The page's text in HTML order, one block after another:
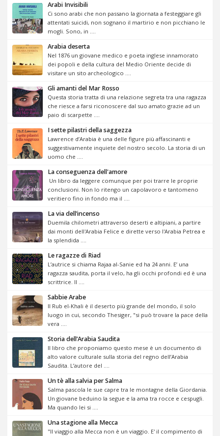
Arabi Invisibili
Ci sono arabi che non passano la giornata a festeggiare gli
attentati suicidi, non sognano il martirio e non picchiano le
mogli. Sono, in ....
Arabia deserta
Nel 1876 un giovane medico e poeta inglese innamorato
dei popoli e della cultura del Medio Oriente decide di
visitare un sito archeologico ....
Gli amanti del Mar Rosso
Questa storia tratta di una relazione segreta tra una ragazza
che riesce a farsi riconoscere dal suo amato grazie ad un
paio di scarpette ....
I sette pilastri della saggezza
Lawrence d’Arabia è una delle figure più affascinanti e
suggestivamente inquiete del nostro secolo. La storia di un
uomo che ....
La conseguenza dell'amore
Un libro da leggere comunque per poi trarre le proprie
conclusioni. Non lo ritengo un capolavoro e tantomeno
veritiero fino in fondo ma il ....
La via dell’incenso
Duemila chilometri attraverso deserti e altipiani, a partire
dai monti dell'Arabia Felice e dirette verso l'Arabia Petrea e
la splendida ....
Le ragazze di Riad
L’autrice si chiama Rajaa al-Sanie ed ha 24 anni. E’ una
ragazza saudita, porta il velo, ha gli occhi profondi ed è una
scrittrice. Il ....
Sabbie Arabe
Il Rub el-Khali è il deserto più grande del mondo, il solo
luogo in cui, secondo Thesiger, "si può trovare la pace della
vera ....
Storia dell’Arabia Saudita
Il libro che proponiamo questo mese è un documento di
alto valore culturale sulla storia del regno dell’Arabia
Saudita. L’autore del ....
Un tè alla salvia per Salma
Salma pascola le sue capre tra le montagne della Giordania.
Un giovane beduino la segue e la ama tra rocce e cespugli.
Ma quando lei si ....
Una stagione alla Mecca
"Il viaggio alla Mecca non è un viaggio. E' il compimento di